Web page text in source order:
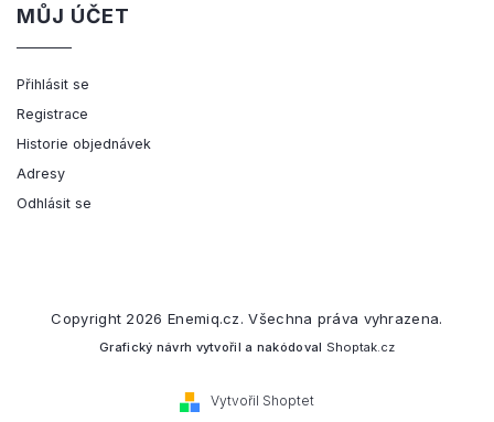
MŮJ ÚČET
Přihlásit se
Registrace
Historie objednávek
Adresy
Odhlásit se
Vytvořil Shoptet
Copyright 2026 Enemiq.cz. Všechna práva vyhrazena.
Grafický návrh vytvořil a nakódoval Shoptak.cz